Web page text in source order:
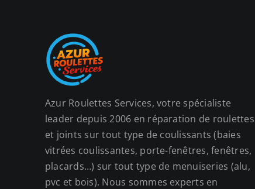
Azur Roulettes Services, votre spécialiste
leader depuis 2006 en réparation de roulettes
et joints sur tout type de coulissants (baies
vitrées coulissantes, porte-fenêtres, fenêtres,
placards…) sur tout type de menuiseries (alu,
pvc et bois). Nous sommes experts en